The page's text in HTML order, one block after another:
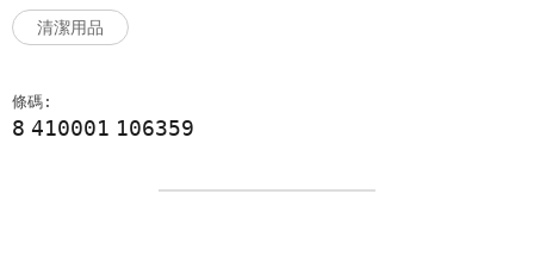
清潔用品
條碼:
8 410001 106359